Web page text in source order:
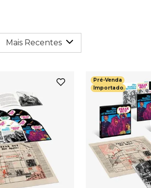
Mais Recentes
Pré-Venda
Importado